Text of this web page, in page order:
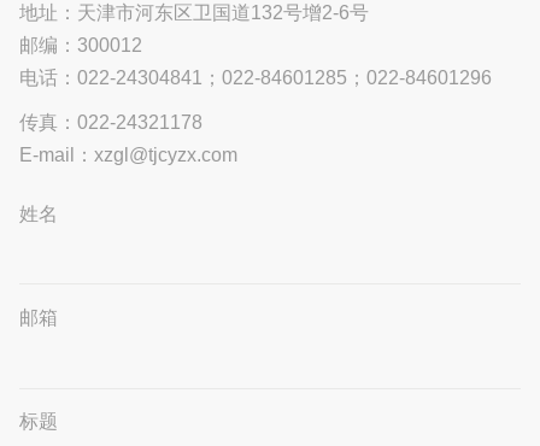
地址：天津市河东区卫国道132号增2-6号
邮编：300012
电话： 022-24304841 ； 022-84601285 ； 022-84601296
传真：022-24321178
E-mail：xzgl@tjcyzx.com
姓名
邮箱
标题